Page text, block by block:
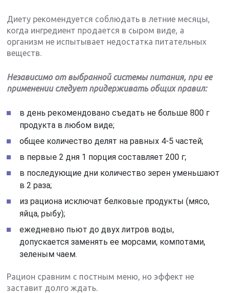
Диету рекомендуется соблюдать в летние месяцы,
когда ингредиент продается в сыром виде, а
организм не испытывает недостатка питательных
веществ.
Независимо от выбранной системы питания, при ее
применении следует придерживать общих правил:
в день рекомендовано съедать не больше 800 г
продукта в любом виде;
общее количество делят на равных 4-5 частей;
в первые 2 дня 1 порция составляет 200 г;
в последующие дни количество зерен уменьшают
в 2 раза;
из рациона исключат белковые продукты (мясо,
яйца, рыбу);
ежедневно пьют до двух литров воды,
допускается заменять ее морсами, компотами,
зеленым чаем.
Рацион сравним с постным меню, но эффект не
заставит долго ждать.